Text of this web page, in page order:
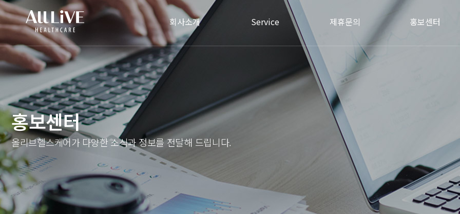
회사소개 Service 제휴문의 홍보센터
홍보센터
올리브헬스케어가 다양한 소식과 정보를 전달해 드립니다.